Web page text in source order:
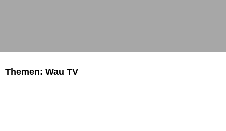
Themen: Wau TV